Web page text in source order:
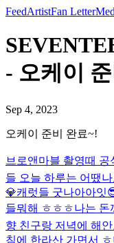
FeedArtistFan Letter
- 오케이
Sep 4, 2023
오케이 준비 완료~!
브로앤마블 촬영때
들 오늘 하루는 어땠나
💎캐럿들 굿나아아
들뭐해 ㅎㅎㅎ나는 돈
향 친구랑 저녁에 해
침에 한라산 가면서 ㅎ